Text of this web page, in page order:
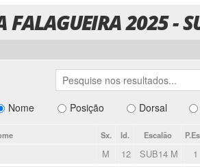
2025 -
Nome Posição Dorsal
Sx. Id. Escalão
M 12 SUB14 M 1